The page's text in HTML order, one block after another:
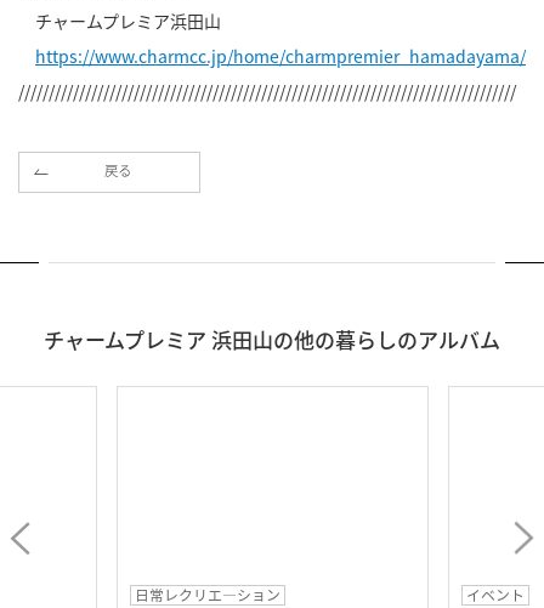
チャームプレミア浜田山
https://www.charmcc.jp/home/charmpremier_hamadayama/
//////////////////////////////////////////////////////////////////////////////////
戻る
チャームプレミア 浜田山の他の暮らしのアルバム
日常レクリエ―ション
イベント